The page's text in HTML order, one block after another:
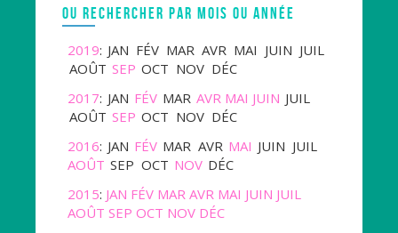
OU RECHERCHER PAR MOIS OU ANNÉE
2019: JAN FÉV MAR AVR MAI JUIN JUIL
AOÛT SEP OCT NOV DÉC
2017: JAN FÉV MAR AVR MAI JUIN JUIL
AOÛT SEP OCT NOV DÉC
2016: JAN FÉV MAR AVR MAI JUIN JUIL
AOÛT SEP OCT NOV DÉC
2015: JAN FÉV MAR AVR MAI JUIN JUIL
AOÛT SEP OCT NOV DÉC